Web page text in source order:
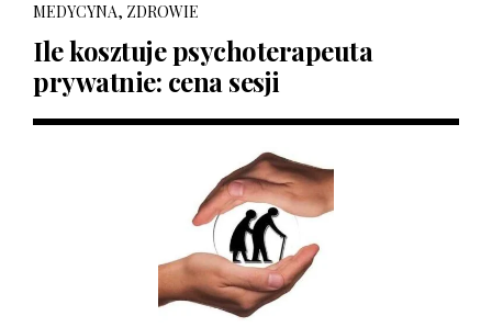
MEDYCYNA, ZDROWIE
Ile kosztuje psychoterapeuta
prywatnie: cena sesji